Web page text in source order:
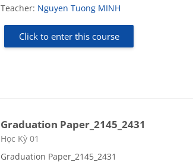
Teacher: Nguyen Tuong MINH
Click to enter this course
Graduation Paper_2145_2431
Course category
Học Kỳ 01
Graduation Paper_2145_2431